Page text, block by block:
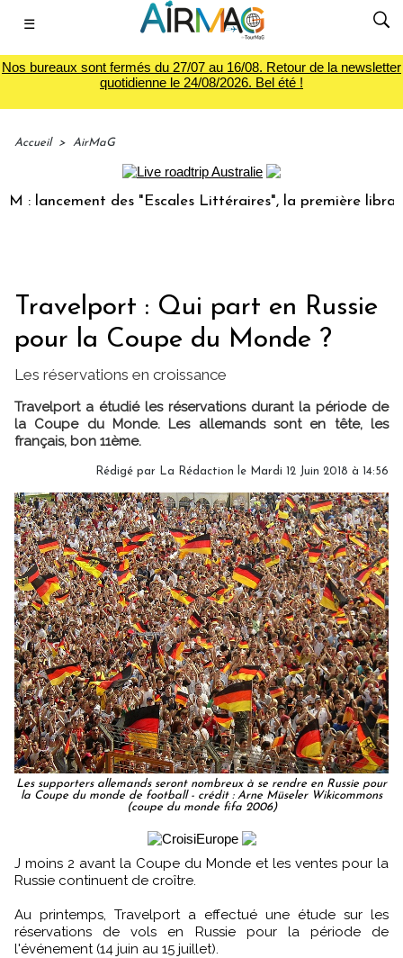
☰
Nos bureaux sont fermés du 27/07 au 16/08. Retour de la newsletter
quotidienne le 24/08/2026. Bel été !
Accueil > AirMaG
des "Escales Littéraires", la première librairie
Travelport : Qui part en Russie
pour la Coupe du Monde ?
Les réservations en croissance
Travelport a étudié les réservations durant la période de
la Coupe du Monde. Les allemands sont en tête, les
français, bon 11ème.
Rédigé par La Rédaction le Mardi 12 Juin 2018 à 14:56
Les supporters allemands seront nombreux à se rendre en Russie pour
la Coupe du monde de football - crédit : Arne Müseler Wikicommons
(coupe du monde fifa 2006)
J moins 2 avant la Coupe du Monde et les ventes pour la
Russie continuent de croître.
Au printemps, Travelport a effectué une étude sur les
réservations de vols en Russie pour la période de
l'événement (14 juin au 15 juillet).